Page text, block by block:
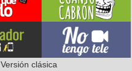
Versión clásica